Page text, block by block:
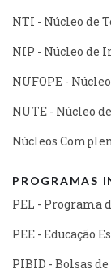
NTI - Núcleo de
NIP - Núcleo de
NUFOPE -
NUTE - Núcleo
Núcleos
PROGRAMAS
PEL - Programa
PEE - Educação
PIBID - Bolsas